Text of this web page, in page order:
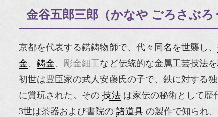
金谷五郎三郎（かなや ごろさぶろ
京都を代表する錺鋳物師で、代々同名を世襲し、
金、 鋳金、 彫金細工など伝統的な金属工芸技法
初世は豊臣家の武人安藤氏の子で、鉄に対する
に賞玩された。その 技法 は家伝の秘術として歴
3世は茶器および書院の 諸道具 の製作で知られ